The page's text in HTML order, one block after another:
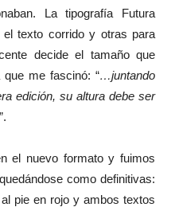
La tipografía Futura
texto corrido y otras para
decide el tamaño que
me fascinó: “…juntando
edición, su altura debe ser
”.
el nuevo formato y fuimos
como definitivas:
pie en rojo y ambos textos